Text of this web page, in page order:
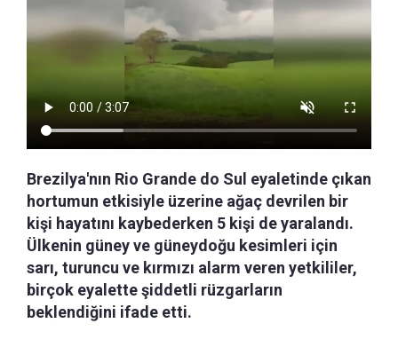
Brezilya'nın Rio Grande do Sul eyaletinde çıkan
hortumun etkisiyle üzerine ağaç devrilen bir
kişi hayatını kaybederken 5 kişi de yaralandı.
Ülkenin güney ve güneydoğu kesimleri için
sarı, turuncu ve kırmızı alarm veren yetkililer,
birçok eyalette şiddetli rüzgarların
beklendiğini ifade etti.